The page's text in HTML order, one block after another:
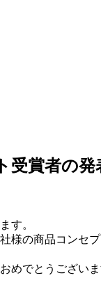
受賞者の発
す。
様の商品コンセ
めでとうござい